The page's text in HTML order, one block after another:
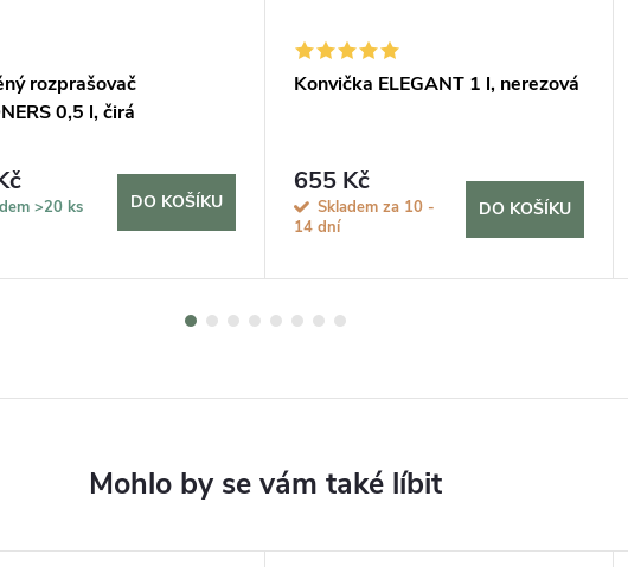
rozprašovač
0,5 l, čirá
>20 ks DO KOŠÍKU
Konvička ELEGANT 1 l, nerezová
655 Kč
Skladem za 10 -
14 dní
DO KOŠÍKU